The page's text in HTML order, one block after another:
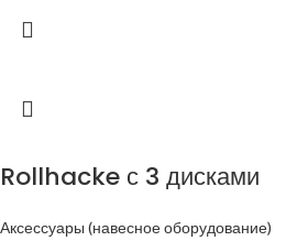
Rollhacke с 3 дисками
Аксессуары (навесное оборудование)